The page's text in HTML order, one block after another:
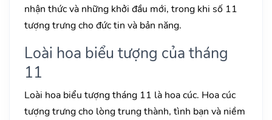
nhận thức và những khởi đầu mới, trong khi số 11
tượng trưng cho đức tin và bản năng.
Loài hoa biểu tượng của tháng
11
Loài hoa biểu tượng tháng 11 là hoa cúc. Hoa cúc
tượng trưng cho lòng trung thành, tình bạn và niềm